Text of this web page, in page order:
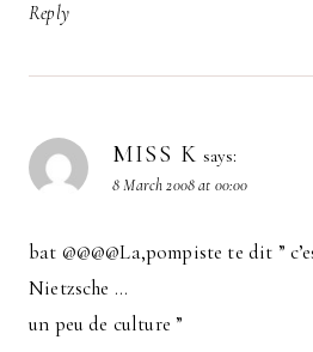
Reply
MISS K says:
8 March 2008 at 00:00
bat @@@@La,pompiste te dit ”
Nietzsche …
un peu de culture ”